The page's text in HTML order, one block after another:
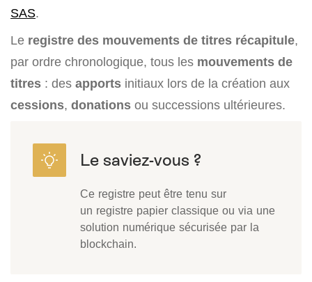
SAS.
Le registre des mouvements de titres récapitule,
par ordre chronologique, tous les mouvements de
titres : des apports initiaux lors de la création aux
cessions, donations ou successions ultérieures.
Ce registre peut être tenu sur
un registre papier classique ou via une
solution numérique sécurisée par la
blockchain.